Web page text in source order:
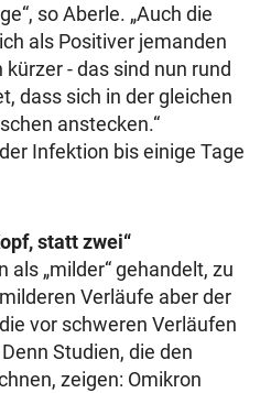
so Aberle. „Auch die
als Positiver jemanden
- das sind nun rund
dass sich in der gleichen
anstecken.“
Infektion bis einige Tage
statt zwei“
als „milder“ gehandelt, zu
Verläufe aber der
vor schweren Verläufen
Studien, die den
zeigen: Omikron